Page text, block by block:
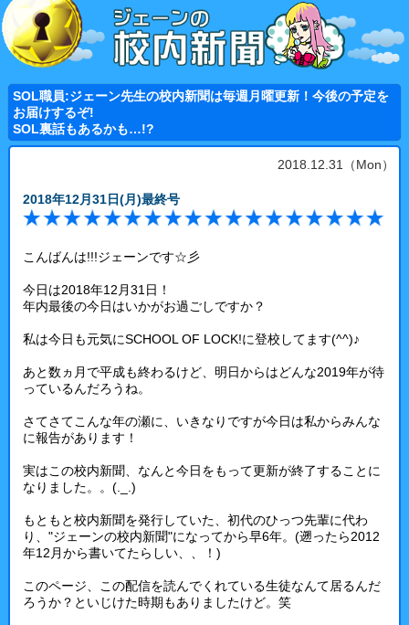
SOL職員:ジェーン先生の校内新聞は毎週月曜更新！今後の予定を
お届けするぞ!
SOL裏話もあるかも…!?
2018.12.31（Mon）
2018年12月31日(月)最終号
こんばんは!!!ジェーンです☆彡
今日は2018年12月31日！
年内最後の今日はいかがお過ごしですか？
私は今日も元気にSCHOOL OF LOCK!に登校してます(^^)♪
あと数ヵ月で平成も終わるけど、明日からはどんな2019年が待
っているんだろうね。
さてさてこんな年の瀬に、いきなりですが今日は私からみんな
に報告があります！
実はこの校内新聞、なんと今日をもって更新が終了することに
なりました。。(._.)
もともと校内新聞を発行していた、初代のひっつ先輩に代わ
り、"ジェーンの校内新聞"になってから早6年。(遡ったら2012
年12月から書いてたらしい、、！)
このページ、この配信を読んでくれている生徒なんて居るんだ
ろうか？といじけた時期もありましたけど。笑